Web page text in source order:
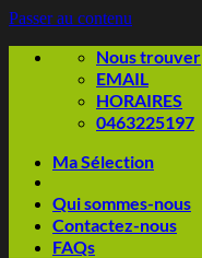
Passer au contenu
Nous trouver
EMAIL
HORAIRES
0463225197
Ma Sélection
Qui sommes-nous
Contactez-nous
FAQs